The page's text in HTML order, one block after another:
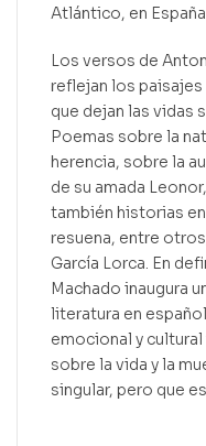
Atlántico, en
Los versos de
reflejan los
que dejan las vidas
Poemas sobre la
herencia, sobre la
de su amada
también historias
resuena, entre
García Lorca. En
Machado inaugura
literatura en
emocional y
sobre la vida y la
singular, pero que